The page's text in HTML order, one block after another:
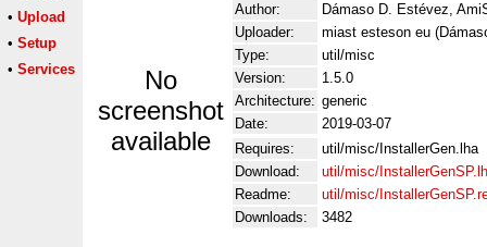
• Upload
• Setup
• Services
No
screenshot
available
Author:
Dámaso D. Estévez,
Uploader:
miast esteson eu
Type:
util/misc
Version:
1.5.0
Architecture: generic
Date:
2019-03-07
Requires:
util/misc/InstallerGen.lha
Download:
util/misc/
Readme:
util/misc/
Downloads:
3482